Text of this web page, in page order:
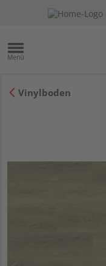
Vinylboden